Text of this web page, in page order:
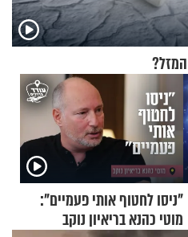
"ניסו לחטוף אותי פעמיים":
מוטי כהנא בריאיון נוקב